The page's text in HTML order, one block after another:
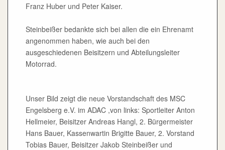
Franz Huber und Peter Kaiser.
Steinbeißer bedankte sich bei allen die ein Ehrenamt
angenommen haben, wie auch bei den
ausgeschiedenen Beisitzern und Abteilungsleiter
Motorrad.
Unser Bild zeigt die neue Vorstandschaft des MSC
Engelsberg e.V. im ADAC ,von links: Sportleiter Anton
Hellmeier, Beisitzer Andreas Hangl, 2. Bürgermeister
Hans Bauer, Kassenwartin Brigitte Bauer, 2. Vorstand
Tobias Bauer, Beisitzer Jakob Steinbeißer und